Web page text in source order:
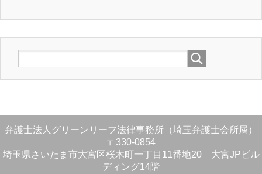
弁護士法人グリーンリーフ法律事務所（埼玉弁護士会所属）
〒330-0854
埼玉県さいたま市大宮区桜木町一丁目11番地20 大宮JPビル
ディング14階